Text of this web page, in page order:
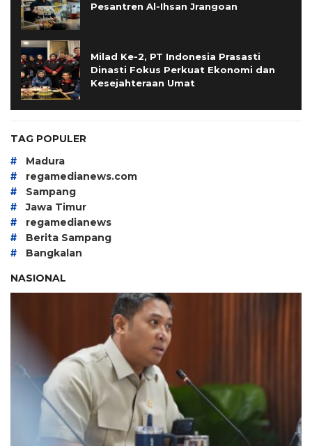
Pesantren Al-Ihsan Jrangoan
Milad Ke-2, PT Indonesia Prasasti
Dinasti Fokus Perkuat Ekonomi dan
Kesejahteraan Umat
TAG POPULER
# Madura
# regamedianews.com
# Sampang
# Jawa Timur
# regamedianews
# Berita Sampang
#
Bangkalan
NASIONAL